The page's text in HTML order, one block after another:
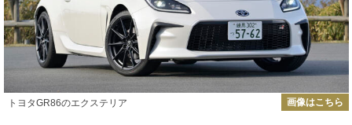
トヨタGR86のエクステリア 画像はこちら